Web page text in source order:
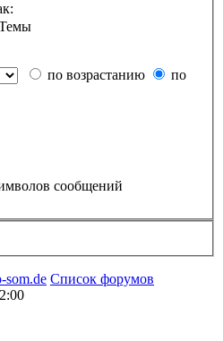
по возрастанию
по
сообщений
som.de Список форумов